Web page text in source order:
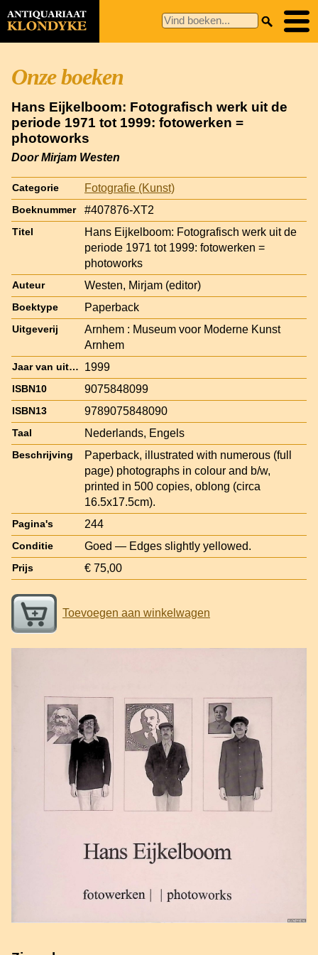
Onze boeken
Hans Eijkelboom: Fotografisch werk uit de
periode 1971 tot 1999: fotowerken =
photoworks
Door Mirjam Westen
Categorie Fotografie (Kunst)
Boeknummer #407876-XT2
Titel
Hans Eijkelboom: Fotografisch werk uit de
periode 1971 tot 1999: fotowerken =
photoworks
Auteur Westen, Mirjam (editor)
Boektype Paperback
Uitgeverij
Arnhem : Museum voor Moderne Kunst
Arnhem
Jaar van uitgave 1999
ISBN10 9075848099
ISBN13 9789075848090
Taal Nederlands, Engels
Beschrijving
Paperback, illustrated with numerous (full
page) photographs in colour and b/w,
printed in 500 copies, oblong (circa
16.5x17.5cm).
Pagina's 244
Conditie Goed — Edges slightly yellowed.
Prijs € 75,00
Toevoegen aan winkelwagen